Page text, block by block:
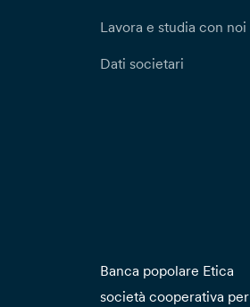
Lavora e studia con noi
Dati societari
Banca popolare Etica
società cooperativa per